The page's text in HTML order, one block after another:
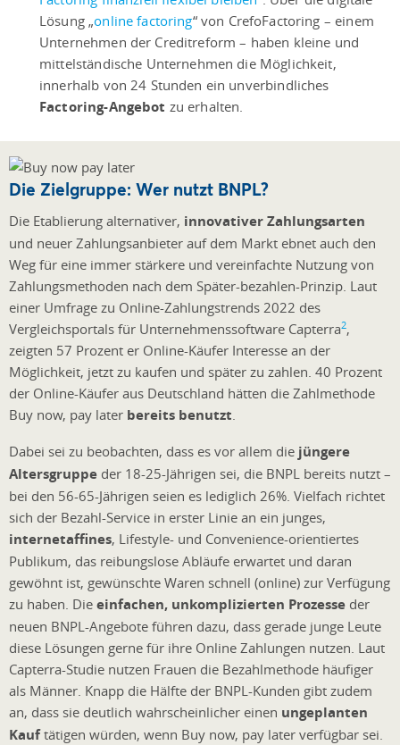
Lösung „online factoring“ von CrefoFactoring – einem
Unternehmen der Creditreform – haben kleine und
mittelständische Unternehmen die Möglichkeit,
innerhalb von 24 Stunden ein unverbindliches
Factoring-Angebot zu erhalten.
Die Zielgruppe: Wer nutzt BNPL?
Die Etablierung alternativer, innovativer Zahlungsarten
und neuer Zahlungsanbieter auf dem Markt ebnet auch den
Weg für eine immer stärkere und vereinfachte Nutzung von
Zahlungsmethoden nach dem Später-bezahlen-Prinzip. Laut
einer Umfrage zu Online-Zahlungstrends 2022 des
Vergleichsportals für Unternehmenssoftware Capterra2,
zeigten 57 Prozent er Online-Käufer Interesse an der
Möglichkeit, jetzt zu kaufen und später zu zahlen. 40 Prozent
der Online-Käufer aus Deutschland hätten die Zahlmethode
Buy now, pay later bereits benutzt
Dabei sei zu beobachten, dass es vor allem die jüngere
Altersgruppe der 18-25-Jährigen sei, die BNPL bereits nutzt –
bei den 56-65-Jährigen seien es lediglich 26%. Vielfach richtet
sich der Bezahl-Service in erster Linie an ein junges,
internetaffines, Lifestyle- und Convenience-orientiertes
Publikum, das reibungslose Abläufe erwartet und daran
gewöhnt ist, gewünschte Waren schnell (online) zur Verfügung
zu haben. Die einfachen, unkomplizierten Prozesse der
neuen BNPL-Angebote führen dazu, dass gerade junge Leute
diese Lösungen gerne für ihre Online Zahlungen nutzen. Laut
Capterra-Studie nutzen Frauen die Bezahlmethode häufiger
als Männer. Knapp die Hälfte der BNPL-Kunden gibt zudem
an, dass sie deutlich wahrscheinlicher einen ungeplanten
Kauftätigen würden, wenn Buy now, pay later verfügbar sei.